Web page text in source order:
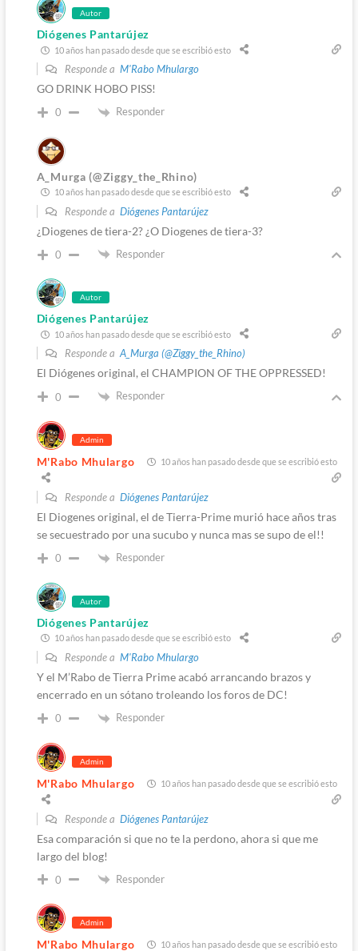
Autor
Diógenes Pantarújez
10 años han pasado desde que se escribió esto
Responde a M'Rabo Mhulargo
GO DRINK HOBO PISS!
0 Responder
A_Murga (@Ziggy_the_Rhino)
10 años han pasado desde que se escribió esto
Responde a Diógenes Pantarújez
¿Diogenes de tiera-2? ¿O Diogenes de tiera-3?
0 Responder
Autor
Diógenes Pantarújez
10 años han pasado desde que se escribió esto
Responde aA_Murga (@Ziggy_the_Rhino)
El Diógenes original, el CHAMPION OF THE OPPRESSED!
0 Responder
Admin
M'Rabo Mhulargo 10 años han pasado desde que se escribió esto
Responde a Diógenes Pantarújez
El Diogenes original, el de Tierra-Prime murió hace años tras
se secuestrado por una sucubo y nunca mas se supo de el!!
0 Responder
Autor
Diógenes Pantarújez
10 años han pasado desde que se escribió esto
Responde a M'Rabo Mhulargo
Y el M’Rabo de Tierra Prime acabó arrancando brazos y
encerrado en un sótano troleando los foros de DC!
0 Responder
Admin
M'Rabo Mhulargo 10 años han pasado desde que se escribió esto
Responde a Diógenes Pantarújez
Esa comparación si que no te la perdono, ahora si que me
largo del blog!
0 Responder
Admin
M'Rabo Mhulargo 10 años han pasado desde que se escribió esto